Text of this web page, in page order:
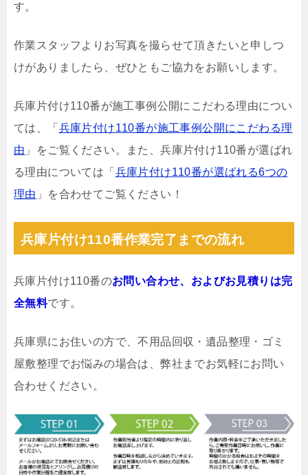
す。
作業スタッフよりお写真を撮らせて頂きたいと申しつ
けがありましたら、ぜひともご協力をお願いします。
兵庫片付け110番が施工事例公開にこだわる理由につい
ては、「 兵庫片付け110番が施工事例公開にこだわる理
由 」をご覧ください。また、兵庫片付け110番が選ばれ
る理由については「 兵庫片付け110番が選ばれる6つの
理由 」を合わせてご覧ください！
兵庫片付け110番作業完了までの流れ
兵庫片付け110番のお問い合わせ、およびお見積りは完
全無料です。
兵庫県にお住いの方で、不用品回収・遺品整理・ゴミ
屋敷整理でお悩みの場合は、弊社までお気軽にお問い
合わせください。